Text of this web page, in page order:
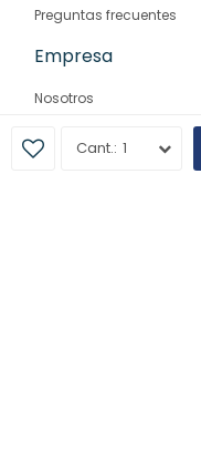
1
Preguntas frecuentes
Empresa
Nosotros